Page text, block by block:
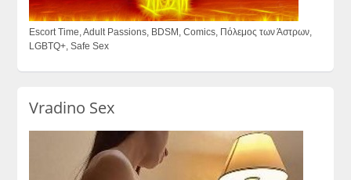
Escort Time, Adult Passions, BDSM, Comics, Πόλεμος των Άστρων,
LGBTQ+, Safe Sex
Vradino Sex